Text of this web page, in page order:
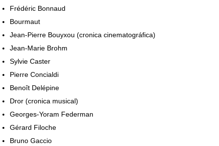
Frédéric Bonnaud
Bourmaut
Jean-Pierre Bouyxou (cronica cinematográfica)
Jean-Marie Brohm
Sylvie Caster
Pierre Concialdi
Benoît Delépine
Dror (cronica musical)
Georges-Yoram Federman
Gérard Filoche
Bruno Gaccio